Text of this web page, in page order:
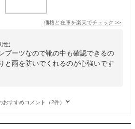
価格と在庫を楽天でチェック >>
性)
ブーツなので靴の中も確認できるの
と雨を防いでくれるのが心強いです
おすすめコメント（2件）